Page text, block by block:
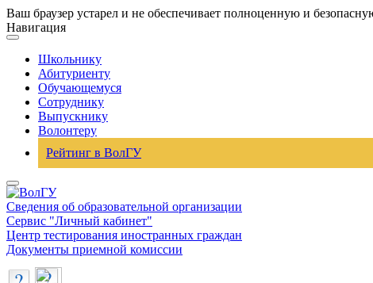
Ваш браузер устарел и не обеспечивает полноценную и
Навигация
Школьнику
Абитуриенту
Обучающемуся
Сотруднику
Выпускнику
Волонтеру
Рейтинг в ВолГУ
Сведения об образовательной организации
Сервис "Личный кабинет"
Центр тестирования иностранных граждан
Документы приемной комиссии